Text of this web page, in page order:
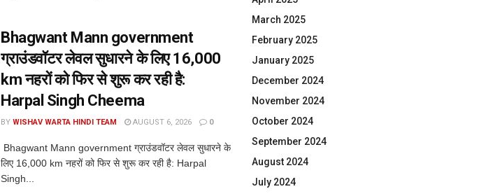
Bhagwant Mann government
ग्राउंडवॉटर लेवल सुधारने के लिए 16,000
km नहरों को फिर से शुरू कर रही है:
Harpal Singh Cheema
BY WISHAV WARTA HINDI TEAM AUGUST 6, 2026 0
Bhagwant Mann government ग्राउंडवॉटर लेवल सुधारने के
लिए 16,000 km नहरों को फिर से शुरू कर रही है: Harpal
Singh...
March 2025
February 2025
January 2025
December 2024
November 2024
October 2024
September 2024
August 2024
July 2024